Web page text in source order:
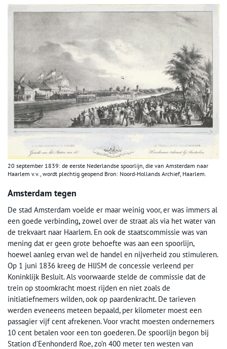
20 september 1839: de eerste Nederlandse spoorlijn, die van Amsterdam naar
Haarlem v.v., wordt plechtig geopend Bron: Noord-Hollands Archief, Haarlem.
Amsterdam tegen
De stad Amsterdam voelde er maar weinig voor, er was immers al
een goede verbinding, zowel over de straat als via het water van
de trekvaart naar Haarlem. En ook de staatscommissie was van
mening dat er geen grote behoefte was aan een spoorlijn,
hoewel aanleg ervan wel de handel en nijverheid zou stimuleren.
Op 1 juni 1836 kreeg de HIJSM de concessie verleend per
Koninklijk Besluit. Als voorwaarde stelde de commissie dat de
trein op stoomkracht moest rijden en niet zoals de
initiatiefnemers wilden, ook op paardenkracht. De tarieven
werden eveneens meteen bepaald, per kilometer moest een
passagier vijf cent afrekenen. Voor vracht moesten ondernemers
10 cent betalen voor een ton goederen. De spoorlijn begon bij
Station d’Eenhonderd Roe, zo’n 400 meter ten westen van